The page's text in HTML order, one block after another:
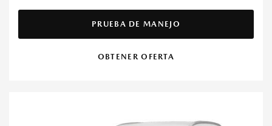
PRUEBA DE MANEJO
OBTENER OFERTA